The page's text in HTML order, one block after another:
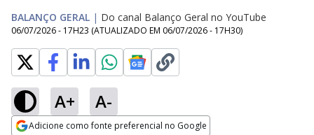
BALANÇO GERAL | Do canal Balanço Geral no YouTube
06/07/2026 - 17H23 (ATUALIZADO EM 06/07/2026 - 17H30)
A+ A-
Adicione como fonte preferencial no Google